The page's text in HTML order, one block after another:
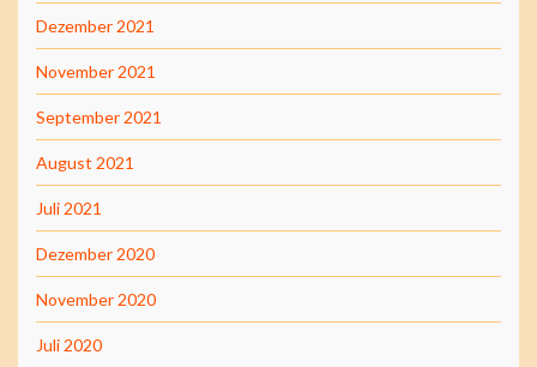
Dezember 2021
November 2021
September 2021
August 2021
Juli 2021
Dezember 2020
November 2020
Juli 2020